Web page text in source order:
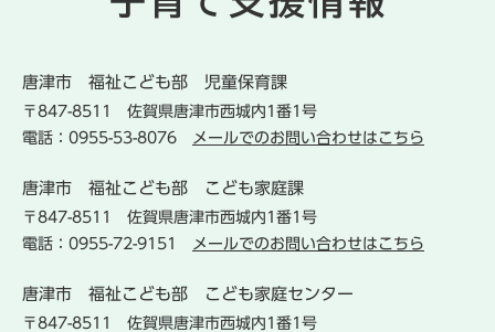
唐津市 福祉こども部 児童保育課
〒847-8511
佐賀県唐津市西城内1番1号
電話：0955-53-8076
メールでのお問い合わせはこちら
唐津市 福祉こども部 こども家庭課
〒847-8511
佐賀県唐津市西城内1番1号
電話：0955-72-9151
メールでのお問い合わせはこちら
唐津市 福祉こども部 こども家庭センター
〒847-8511 佐賀県唐津市西城内1番1号